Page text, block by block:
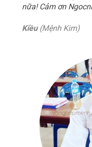
nữa! Cảm ơn
Kiều(Mệnh Kim)